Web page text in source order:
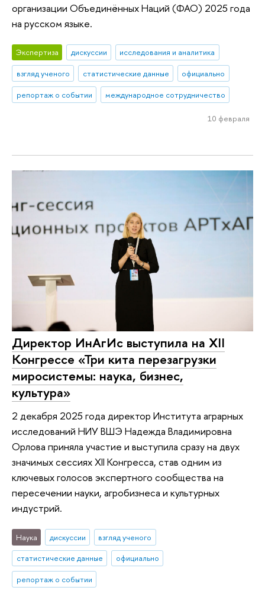
организации Объединённых Наций (ФАО) 2025 года
на русском языке.
Экспертиза дискуссии
исследования и аналитика
взгляд ученого
статистические данные
официально
репортаж о событии
международное сотрудничество
10 февраля
Директор ИнАгИс выступила на XII
Конгрессе «Три кита перезагрузки
миросистемы: наука, бизнес,
культура»
2 декабря 2025 года директор Института аграрных
исследований НИУ ВШЭ Надежда Владимировна
Орлова приняла участие и выступила сразу на двух
значимых сессиях XII Конгресса, став одним из
ключевых голосов экспертного сообщества на
пересечении науки, агробизнеса и культурных
индустрий.
Наука дискуссии
взгляд ученого
статистические данные
официально
репортаж о событии